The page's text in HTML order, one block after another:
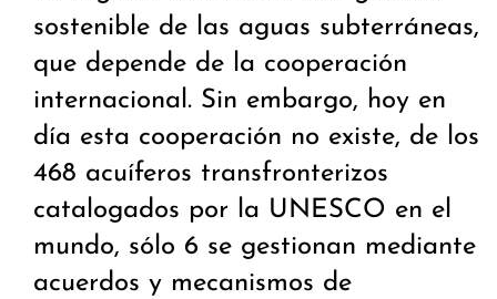
sostenible de las aguas subterráneas,
que depende de la cooperación
internacional. Sin embargo, hoy en
día esta cooperación no existe, de los
468 acuíferos transfronterizos
catalogados por la UNESCO en el
mundo, sólo 6 se gestionan mediante
acuerdos y mecanismos de